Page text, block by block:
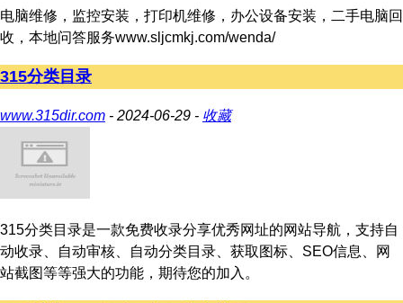
电脑维修，监控安装，打印机维修，办公设备安装，二手电脑回
收，本地问答服务www.sljcmkj.com/wenda/
315分类目录
www.315dir.com - 2024-06-29 - 收藏
315分类目录是一款免费收录分享优秀网址的网站导航，支持自
动收录、自动审核、自动分类目录、获取图标、SEO信息、网
站截图等等强大的功能，期待您的加入。